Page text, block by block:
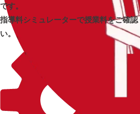
です。
指導料シミュレーターで授業料をご確認
い。
ン